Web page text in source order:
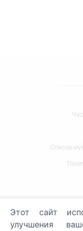
Список
Этот сайт
улучшения